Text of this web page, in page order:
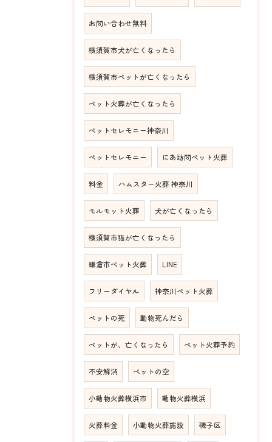
お問い合わせ無料
横須賀市犬が亡くなったら
横須賀市ペットが亡くなったら
ペット火葬が亡くなったら
ペットセレモニー神奈川
ペットセレモニー にあ訪問ペット火葬
料金 ハムスター火葬 神奈川
モルモット火葬 犬が亡くなったら
横須賀市猫が亡くなったら
鎌倉市ペット火葬 LINE
フリーダイヤル 神奈川ペット火葬
ペットの死 動物死んだら
ペットが、亡くなったら ペット火葬予約
不安解消 ペットの空
小動物火葬横浜市 動物火葬横浜
火葬料金 小動物火葬施設 磯子区